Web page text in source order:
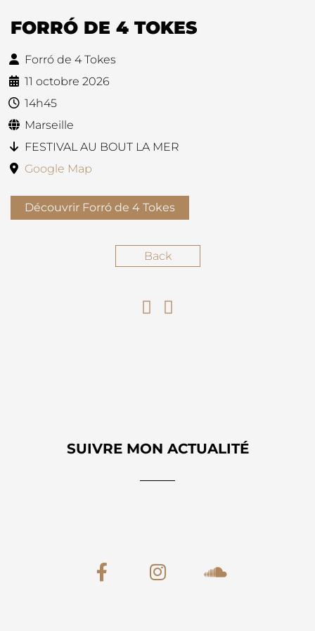
FORRÓ DE 4 TOKES
Forró de 4 Tokes
11 octobre 2026
14h45
Marseille
FESTIVAL AU BOUT LA MER
Google Map
Découvrir Forró de 4 Tokes
Back
SUIVRE MON ACTUALITÉ